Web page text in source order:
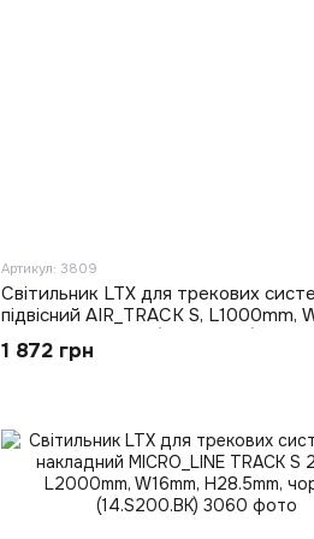
Артикул: 3809
Світильник LTX для трекових
підвісний AIR_TRACK S, L1000mm,
H14.8mm, чорний (15.S100.BK)
1 872 грн